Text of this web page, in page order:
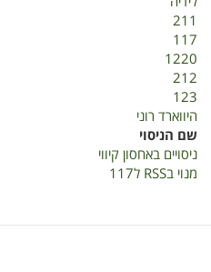
211
117
1220
212
123
היווארד רוני
שם הניסוי
ניסויים באחסון קיווי
מנוי בRSS ל117